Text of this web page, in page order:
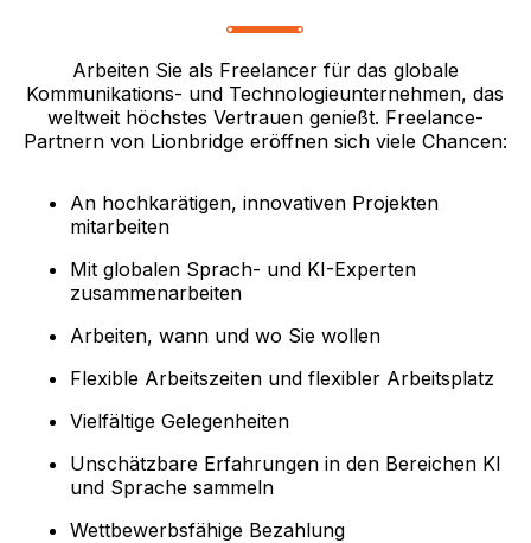
Arbeiten Sie als Freelancer für das globale
Kommunikations- und Technologieunternehmen, das
weltweit höchstes Vertrauen genießt. Freelance-
Partnern von Lionbridge eröffnen sich viele Chancen:
An hochkarätigen, innovativen Projekten
mitarbeiten
Mit globalen Sprach- und KI-Experten
zusammenarbeiten
Arbeiten, wann und wo Sie wollen
Flexible Arbeitszeiten und flexibler Arbeitsplatz
Vielfältige Gelegenheiten
Unschätzbare Erfahrungen in den Bereichen KI
und Sprache sammeln
Wettbewerbsfähige Bezahlung